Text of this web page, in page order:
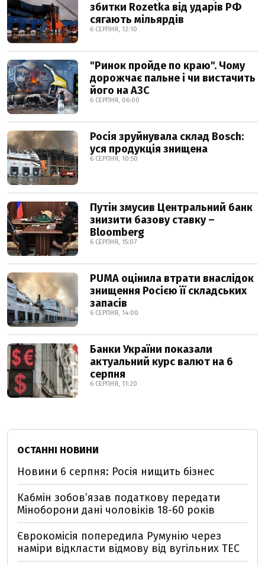
збитки Rozetka від ударів РФ
сягають мільярдів
6 СЕРПНЯ, 12:10
"Ринок пройде по краю". Чому
дорожчає пальне і чи вистачить
його на АЗС
6 СЕРПНЯ, 06:00
Росія зруйнувала склад Bosch:
уся продукція знищена
6 СЕРПНЯ, 10:50
Путін змусив Центральний банк
знизити базову ставку –
Bloomberg
6 СЕРПНЯ, 15:07
PUMA оцінила втрати внаслідок
знищення Росією її складських
запасів
6 СЕРПНЯ, 14:00
Банки України показали
актуальний курс валют на 6
серпня
6 СЕРПНЯ, 11:20
ОСТАННІ НОВИНИ
Новини 6 серпня: Росія нищить бізнес
Кабмін зобовʼязав податкову передати
Міноборони дані чоловіків 18-60 років
Єврокомісія попередила Румунію через
наміри відкласти відмову від вугільних ТЕС